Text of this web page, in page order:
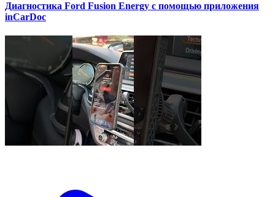
Диагностика Ford Fusion Energy с помощью приложения
inCarDoc